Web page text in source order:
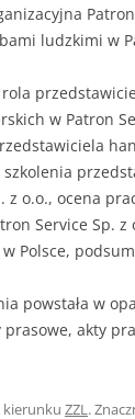
ludzkimi w
rola
w Patron
szkolenia
z o.o., ocena
Service Sp.
Polsce,
powstała w
prasowe, akty
kierunku ZZL.